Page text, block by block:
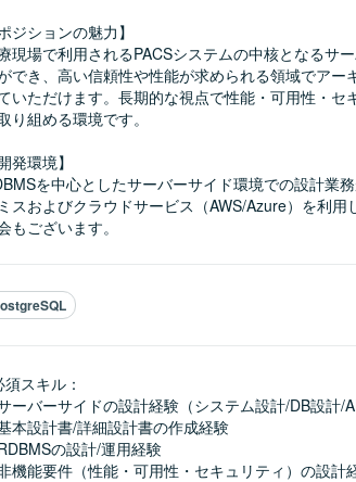
ポジションの魅力】
現場で利用されるPACSシステムの中核となるサ
でき、高い信頼性や性能が求められる領域でアー
いただけます。長期的な視点で性能・可用性・セ
り組める環境です。
発環境】
を中心としたサーバーサイド環境での設計業
スおよびクラウドサービス（AWS/Azure）を利用
もございます。
スキル：
ーバーサイドの設計経験（システム設計/DB設計/
本設計書/詳細設計書の作成経験
の設計/運用経験
機能要件（性能・可用性・セキュリティ）の設計